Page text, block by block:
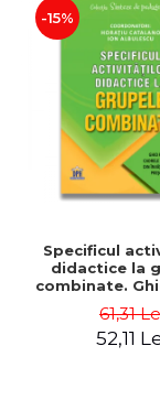
-15%
Specificul
didactice la
combinate.
invatamantul
Horatiu
61,31
52,11